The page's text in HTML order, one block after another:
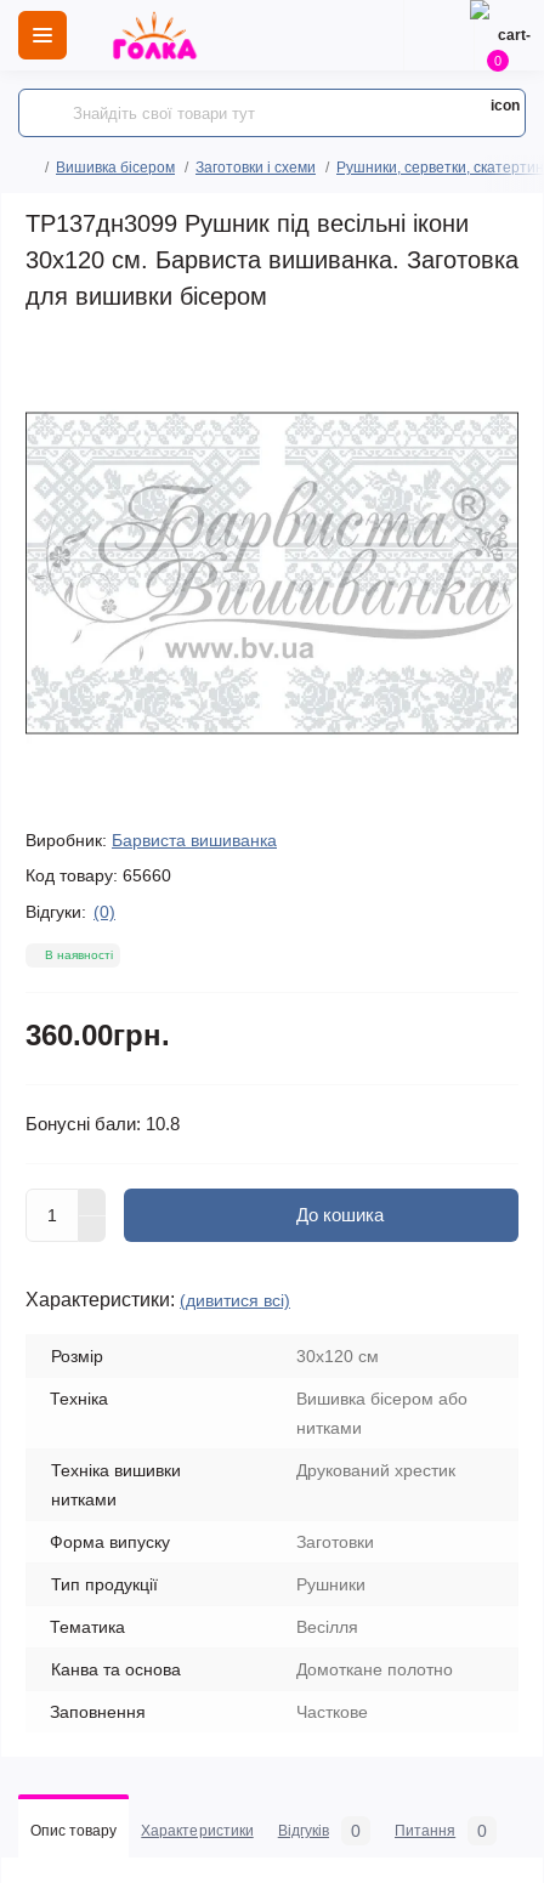
0
Вишивка бісером Заготовки і схеми Рушники, серветки,
ТР137дн3099 Рушник під весільні ікони
30х120 см. Барвиста вишиванка. Заготовка
для вишивки бісером
Виробник: Барвиста вишиванка
Код товару: 65660
Відгуки: (0)
В наявності
360.00грн.
Бонусні бали: 10.8
До кошика
Характеристики: (дивитися всі)
Розмір 30х120 см
Техніка
Вишивка бісером або
нитками
Техніка вишивки
нитками
Друкований хрестик
Форма випуску Заготовки
Тип продукції Рушники
Тематика Весілля
Канва та основа Домоткане полотно
Заповнення Часткове
Опис товару Характеристики Відгуків 0 Питання 0